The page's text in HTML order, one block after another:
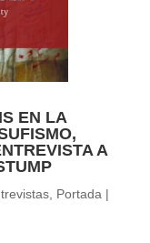
EN LA
A
, Portada |